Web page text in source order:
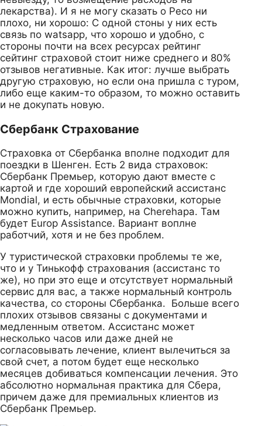
лекарства). И я не могу сказать о Ресо ни
плохо, ни хорошо: С одной стоны у них есть
связь по watsapp, что хорошо и удобно, с
стороны почти на всех ресурсах рейтинг
сейтинг страховой стоит ниже среднего и 80%
отзывов негативные. Как итог: лучше выбрать
другую страховую, но если она пришла с туром,
либо еще каким-то образом, то можно оставить
и не докупать новую.
Сбербанк Страхование
Страховка от Сбербанка вполне подходит для
поездки в Шенген. Есть 2 вида страховок:
Сбербанк Премьер, которую дают вместе с
картой и где хороший европейский ассистанс
Mondial, и есть обычные страховки, которые
можно купить, например, на Cherehapa. Там
будет Europ Assistance. Вариант воплне
работчий, хотя и не без проблем.
У туристической страховки проблемы те же,
что и у Тинькофф страхования (ассистанс то
же), но при это еще и отсутствует нормальный
сервис для вас, а также нормальный контроль
качества, со стороны Сбербанка. Больше всего
плохих отзывов связаны с документами и
медленным ответом. Ассистанс может
несколько часов или даже дней не
согласовывать лечение, клиент вылечиться за
свой счет, а потом будет еще несколько
месяцев добиваться компенсации лечения. Это
абсолютно нормальная практика для Сбера,
причем даже для премиальных клиентов из
Сбербанк Премьер.